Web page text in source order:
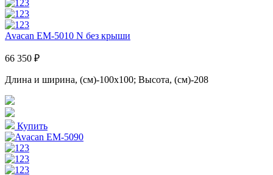
Avacan EM-5010 N без крыши
66 350 ₽
Длина и ширина, (см)-100x100; Высота, (см)-208
Купить